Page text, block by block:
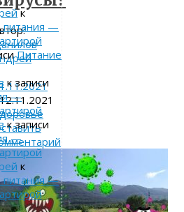
12.11.2021
к
питания —
Питание
к записи
—
к записи
—
к
питания —